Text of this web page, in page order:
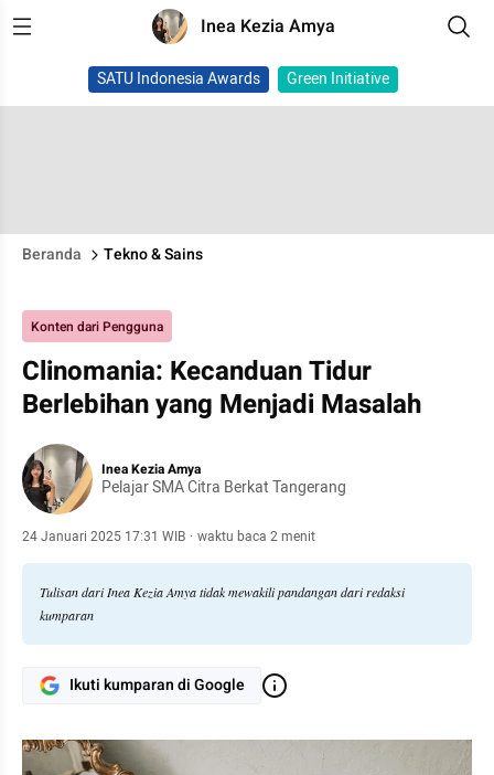
Inea Kezia Amya
SATU Indonesia Awards Green Initiative
Beranda Tekno & Sains
Konten dari Pengguna
Clinomania: Kecanduan Tidur
Berlebihan yang Menjadi Masalah
Inea Kezia Amya
Pelajar SMA Citra Berkat Tangerang
24 Januari 2025 17:31 WIB · waktu baca 2 menit
Tulisan dari Inea Kezia Amya tidak mewakili pandangan dari redaksi
kumparan
Ikuti kumparan di Google